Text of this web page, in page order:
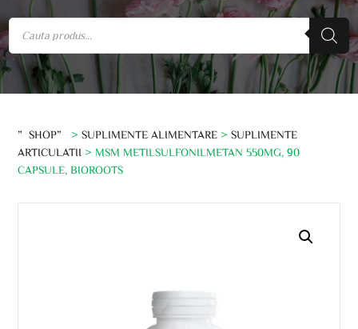
”SHOP” >SUPLIMENTE ALIMENTARE >SUPLIMENTE
ARTICULATII > MSM METILSULFONILMETAN 550MG, 90
CAPSULE, BIOROOTS